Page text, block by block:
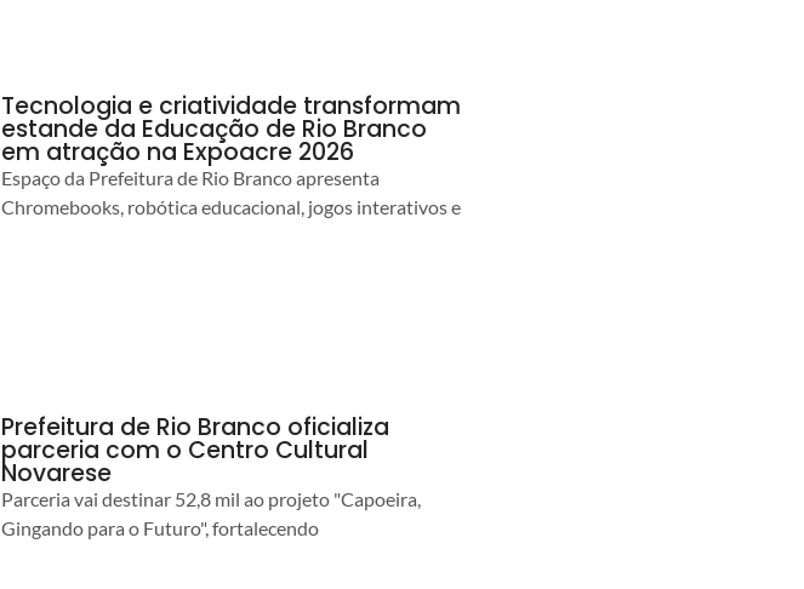
Tecnologia e criatividade transformam
estande da Educação de Rio Branco
em atração na Expoacre 2026
Espaço da Prefeitura de Rio Branco apresenta
Chromebooks, robótica educacional, jogos interativos e
Prefeitura de Rio Branco oficializa
parceria com o Centro Cultural
Novarese
Parceria vai destinar 52,8 mil ao projeto "Capoeira,
Gingando para o Futuro", fortalecendo